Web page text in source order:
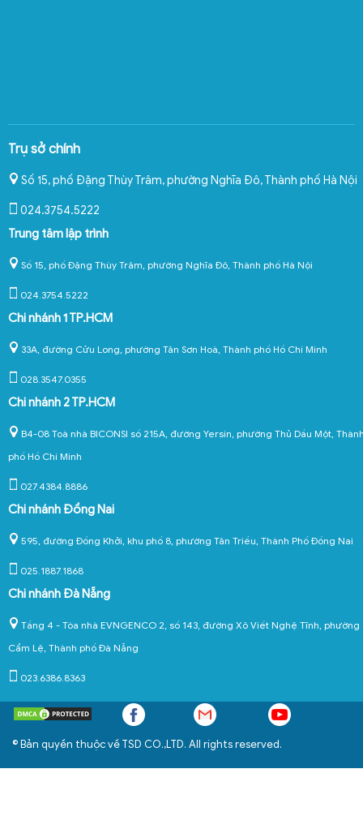
Trụ sở chính
Số 15, phố Đặng Thùy Trâm, phường Nghĩa Đô,Thành phố Hà Nội
024.3754.5222
Trung tâm lập trình
Số 15, phố Đặng Thùy Trâm, phường Nghĩa Đô, Thành phố Hà Nội
024.3754.5222
Chi nhánh 1 TP.HCM
33A, đường Cửu Long, phường Tân Sơn Hoà, Thành phố Hồ Chí Minh
028.3547.0355
Chi nhánh 2 TP.HCM
B4-08 Toà nhà BICONSI số 215A, đường Yersin, phường Thủ Dầu Một,
phố Hồ Chí Minh
027.4384.8886
Chi nhánh Đồng Nai
595, đường Đồng Khởi, khu phố 8, phường Tân Triều, Thành Phố Đồng Nai
025.1887.1868
Chi nhánh Đà Nẵng
Tầng 4 - Tòa nhà EVNGENCO 2, số 143, đường Xô Viết Nghệ Tĩnh, phường
Cẩm Lệ, Thành phố Đà Nẵng
023.6386.8363
© Bản quyền thuộc về TSD CO.,LTD. All rights reserved.